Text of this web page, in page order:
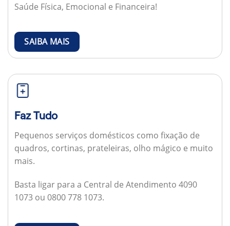
Saúde Física, Emocional e Financeira!
SAIBA MAIS
Faz Tudo
Pequenos serviços domésticos como fixação de
quadros, cortinas, prateleiras, olho mágico e muito
mais.
Basta ligar para a Central de Atendimento 4090
1073 ou 0800 778 1073.